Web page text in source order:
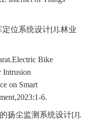
位系统设计[J].林业
Bike
Intrusion
on Smart
6.
扬尘监测系统设计[J].